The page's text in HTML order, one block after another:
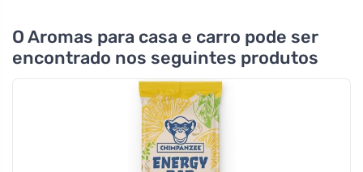
O Aromas para casa e carro pode ser
encontrado nos seguintes produtos